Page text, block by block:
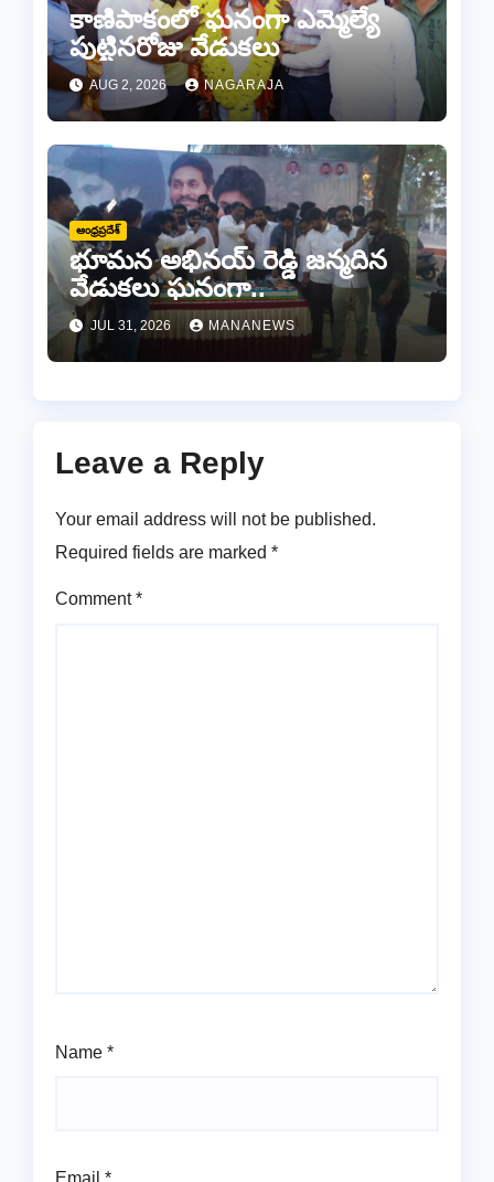
కాణిపాకంలో ఘనంగా ఎమ్మెల్యే
పుట్టినరోజు వేడుకలు
AUG 2, 2026 NAGARAJA
ఆంధ్రప్రదేశ్
భూమన అభినయ్ రెడ్డి జన్మదిన
వేడుకలు ఘనంగా..
JUL 31, 2026 MANANEWS
Leave a Reply
Your email address will not be published.
Required fields are marked *
Comment*
Name *
Email *